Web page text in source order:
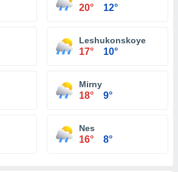
20° 12°
Leshukonskoye
17° 10°
Mirny
18° 9°
Nes
16° 8°